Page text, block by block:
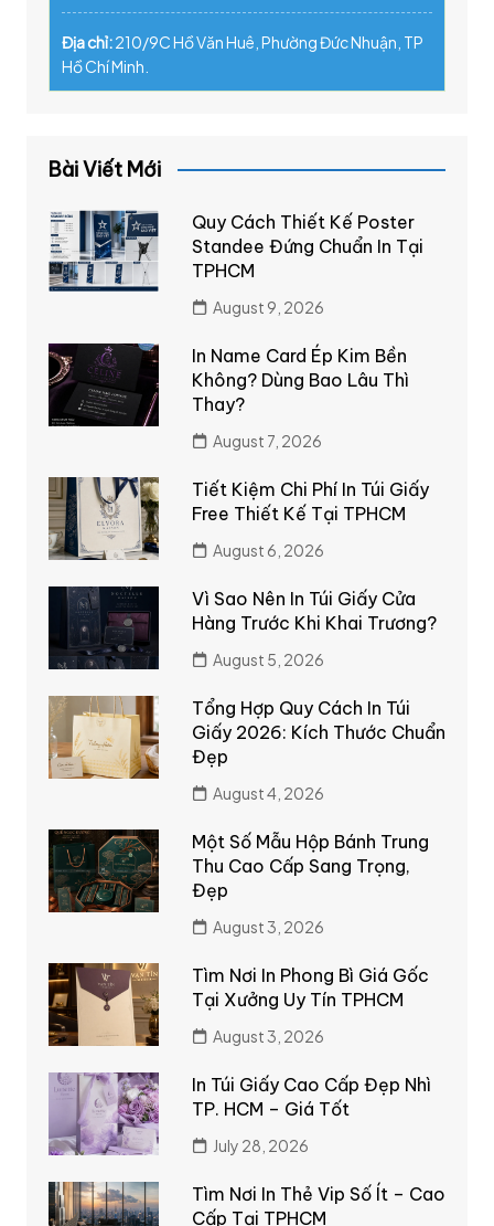
Địa chỉ:210/9C Hồ Văn Huê, Phường Đức Nhuận, TP
Hồ Chí Minh.
Bài Viết Mới
Quy Cách Thiết Kế Poster
Standee Đứng Chuẩn In Tại
TPHCM
August 9, 2026
In Name Card Ép Kim Bền
Không? Dùng Bao Lâu Thì
Thay?
August 7, 2026
Tiết Kiệm Chi Phí In Túi Giấy
Free Thiết Kế Tại TPHCM
August 6, 2026
Vì Sao Nên In Túi Giấy Cửa
Hàng Trước Khi Khai Trương?
August 5, 2026
Tổng Hợp Quy Cách In Túi
Giấy 2026: Kích Thước Chuẩn
Đẹp
August 4, 2026
Một Số Mẫu Hộp Bánh Trung
Thu Cao Cấp Sang Trọng,
Đẹp
August 3, 2026
Tìm Nơi In Phong Bì Giá Gốc
Tại Xưởng Uy Tín TPHCM
August 3, 2026
In Túi Giấy Cao Cấp Đẹp Nhì
TP. HCM – Giá Tốt
July 28, 2026
Tìm Nơi In Thẻ Vip Số Ít – Cao
Cấp Tại TPHCM